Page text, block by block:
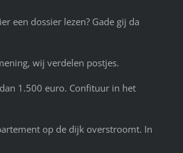
een dossier lezen? Gade gij da
wij verdelen postjes.
1.500 euro. Confituur in het
op de dijk overstroomt. In